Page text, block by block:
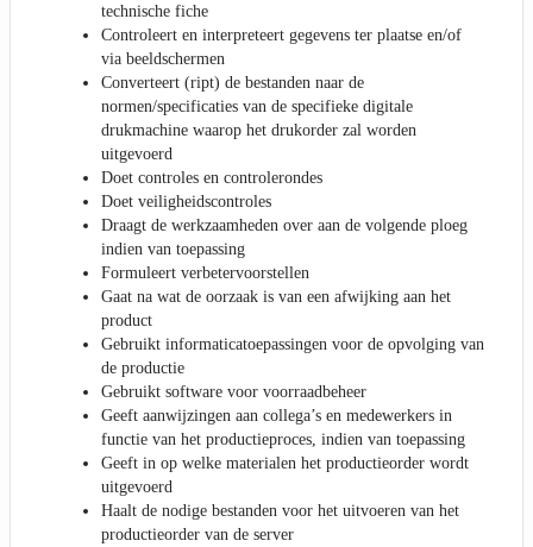
technische fiche
Controleert en interpreteert gegevens ter plaatse en/of
via beeldschermen
Converteert (ript) de bestanden naar de
normen/specificaties van de specifieke digitale
drukmachine waarop het drukorder zal worden
uitgevoerd
Doet controles en controlerondes
Doet veiligheidscontroles
Draagt de werkzaamheden over aan de volgende ploeg
indien van toepassing
Formuleert verbetervoorstellen
Gaat na wat de oorzaak is van een afwijking aan het
product
Gebruikt informaticatoepassingen voor de opvolging van
de productie
Gebruikt software voor voorraadbeheer
Geeft aanwijzingen aan collega’s en medewerkers in
functie van het productieproces, indien van toepassing
Geeft in op welke materialen het productieorder wordt
uitgevoerd
Haalt de nodige bestanden voor het uitvoeren van het
productieorder van de server